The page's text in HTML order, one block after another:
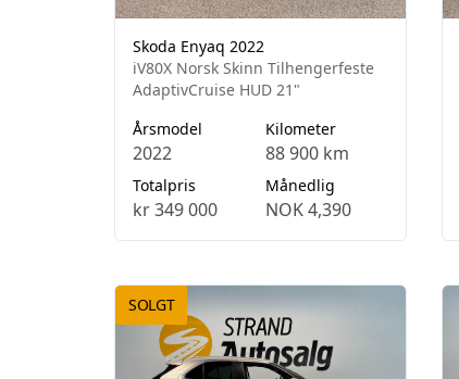
Skoda Enyaq 2022
iV80X Norsk Skinn Tilhengerfeste
AdaptivCruise HUD 21"
Årsmodel
2022
Kilometer
88 900 km
Totalpris
kr 349 000
Månedlig
NOK 4,390
SOLGT